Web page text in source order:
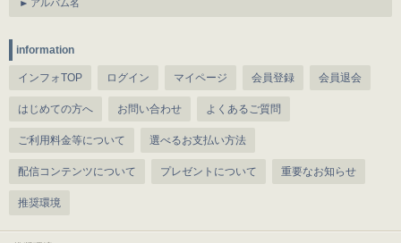
アルバム名
information
インフォTOP ログイン マイページ 会員登録 会員退会
はじめての方へ お問い合わせ よくあるご質問
ご利用料金等について 選べるお支払い方法
配信コンテンツについて プレゼントについて 重要なお知らせ
推奨環境